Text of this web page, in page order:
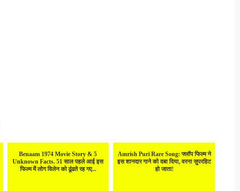
Benaam 1974 Movie Story & 5
Unknown Facts. 51 साल पहले आई इस
फिल्म में लोग विलेन को ढूंढते रह गए...
Amrish Puri Rare Song: फ्लॉप फिल्म ने
इस शानदार गाने को दबा दिया, वरना सुपरहिट
हो जाता!